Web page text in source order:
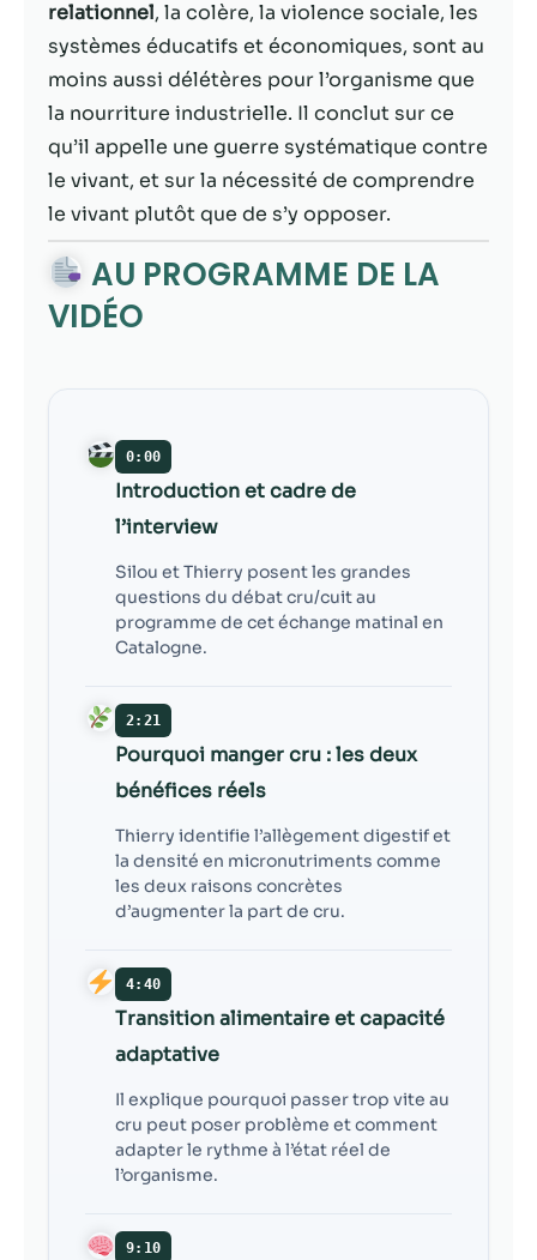
relationnel, la colère, la violence sociale, les
systèmes éducatifs et économiques, sont au
moins aussi délétères pour l’organisme que
la nourriture industrielle. Il conclut sur ce
qu’il appelle une guerre systématique contre
le vivant, et sur la nécessité de comprendre
le vivant plutôt que de s’y opposer.
AU PROGRAMME DE LA
VIDÉO
0:00
Introduction et cadre de
l’interview
Silou et Thierry posent les grandes
questions du débat cru/cuit au
programme de cet échange matinal en
Catalogne.
2:21
Pourquoi manger cru : les deux
bénéfices réels
Thierry identifie l’allègement digestif et
la densité en micronutriments comme
les deux raisons concrètes
d’augmenter la part de cru.
4:40
Transition alimentaire et capacité
adaptative
Il explique pourquoi passer trop vite au
cru peut poser problème et comment
adapter le rythme à l’état réel de
l’organisme.
9:10
comportement
lorsque vous
visitez notre
site, vous
augmentez les
chances de
contenu et des
offres
personnalisés.